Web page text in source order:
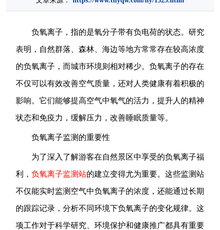
负氧离子，指的是氧分子带有负电荷的状态。研究
表明，自然群落、森林、海边等地方常常存在较高浓度
的负氧离子，而城市环境则相对稀少。负氧离子的存在
不仅可以有效改善空气质量，还对人类健康有着积极的
影响。它们能够提高空气中氧气的活力，提升人的精神
状态和免疫力，缓解压力，改善睡眠质量等。
负氧离子监测的重要性
为了深入了解游客在自然景区中享受的负氧离子福
利， 负氧离子监测站的建立变得尤为重要。这些监测站
不仅能实时监测空气中负氧离子的浓度，还能通过长期
的跟踪记录，分析不同环境下负氧离子的变化规律。这
项工作对于科学研究、环境保护和健康推广都具有重要